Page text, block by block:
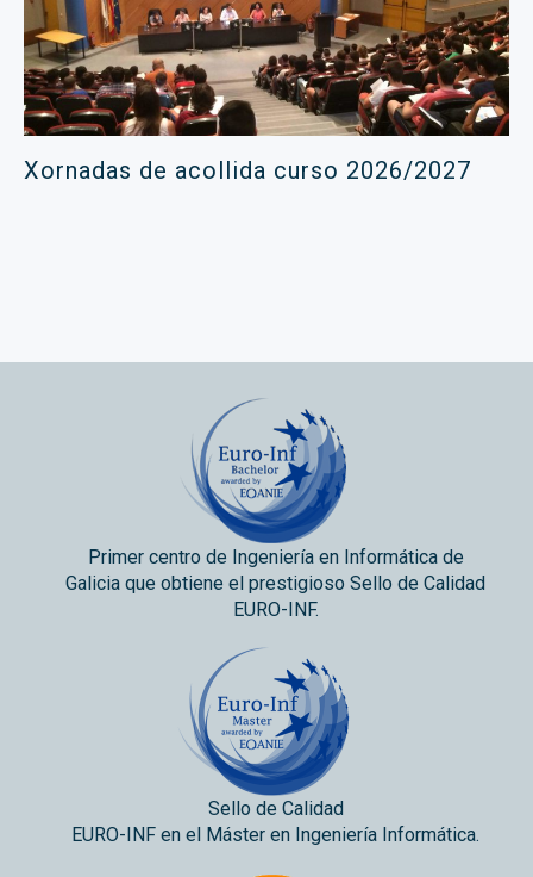
Xornadas de acollida curso 2026/2027
Primer centro de Ingeniería en Informática de
Galicia que obtiene el prestigioso Sello de Calidad
EURO-INF.
Sello de Calidad
EURO-INF en el Máster en Ingeniería Informática.